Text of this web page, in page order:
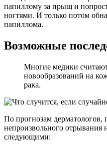
папиллому за прыщ и
ногтями. И только потом
папиллома.
Возможные
Многие медики
новообразований на
рака.
По прогнозам дерматологов,
непроизвольного отрывания
следующими: